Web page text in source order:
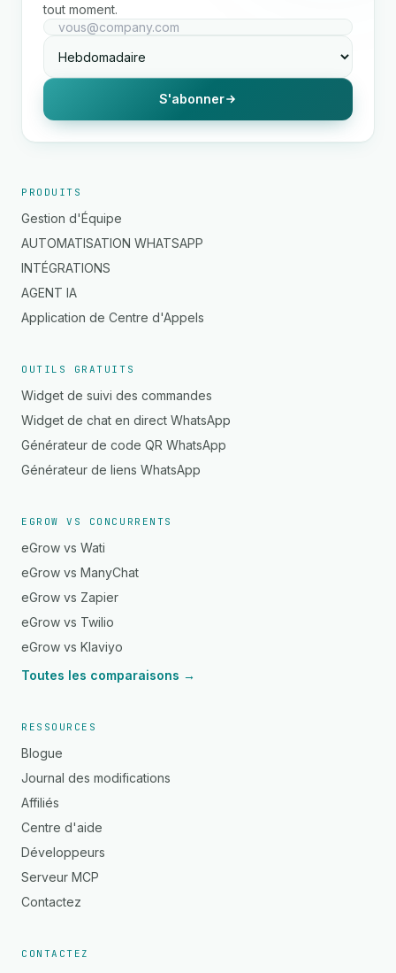
tout moment.
S'abonner
PRODUITS
Gestion d'Équipe
AUTOMATISATION WHATSAPP
INTÉGRATIONS
AGENT IA
Application de Centre d'Appels
OUTILS GRATUITS
Widget de suivi des commandes
Widget de chat en direct WhatsApp
Générateur de code QR WhatsApp
Générateur de liens WhatsApp
EGROW VS CONCURRENTS
eGrow vs Wati
eGrow vs ManyChat
eGrow vs Zapier
eGrow vs Twilio
eGrow vs Klaviyo
Toutes les comparaisons →
RESSOURCES
Blogue
Journal des modifications
Affiliés
Centre d'aide
Développeurs
Serveur MCP
Contactez
CONTACTEZ